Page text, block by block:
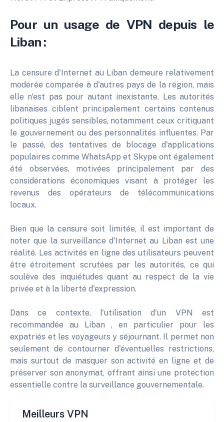
Pour un usage de VPN depuis le
Liban :
La censure d'Internet au Liban demeure relativement
modérée comparée à d'autres pays de la région, mais
elle n'est pas pour autant inexistante. Les autorités
libanaises ciblent principalement certains contenus
politiques jugés sensibles, notamment ceux critiquant
le gouvernement ou des personnalités influentes. Par
le passé, des tentatives de blocage d'applications
populaires comme WhatsApp et Skype ont également
été observées, motivées principalement par des
considérations économiques visant à protéger les
revenus des opérateurs de télécommunications
locaux.
Bien que la censure soit limitée, il est important de
noter que la surveillance d'Internet au Liban est une
réalité. Les activités en ligne des utilisateurs peuvent
être étroitement scrutées par les autorités, ce qui
soulève des inquiétudes quant au respect de la vie
privée et à la liberté d'expression.
Dans ce contexte, l'utilisation d'un VPN est
recommandée au Liban , en particulier pour les
expatriés et les voyageurs y séjournant. Il permet non
seulement de contourner d'éventuelles restrictions,
mais surtout de masquer son activité en ligne et de
préserver son anonymat, offrant ainsi une protection
essentielle contre la surveillance gouvernementale.
Meilleurs VPN